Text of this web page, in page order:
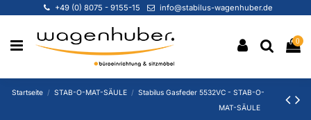
+49 (0) 8075 - 9155-15 info@stabilus-wagenhuber.de
0
Startseite STAB-O-MAT-SÄULE
Stabilus Gasfeder 5532VC - STAB-O-
MAT-SÄULE